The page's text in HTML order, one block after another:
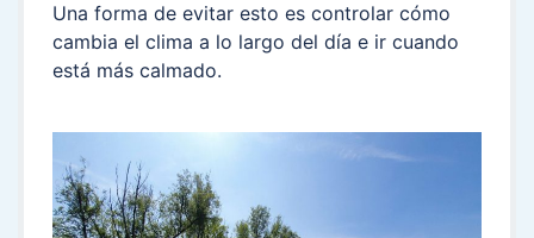
Una forma de evitar esto es controlar cómo
cambia el clima a lo largo del día e ir cuando
está más calmado.